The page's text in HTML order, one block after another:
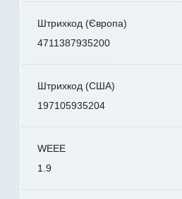
Штрихкод (Європа)
4711387935200
Штрихкод (США)
197105935204
WEEE
1.9